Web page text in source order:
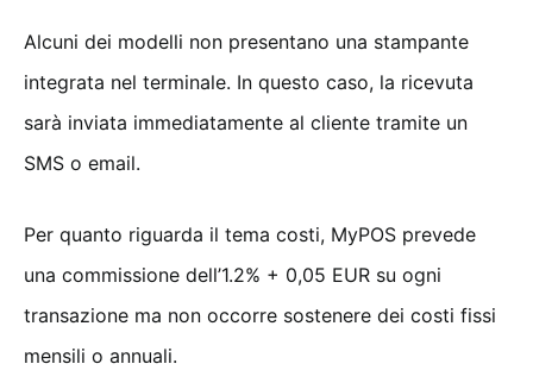
Alcuni dei modelli non presentano una stampante
integrata nel terminale. In questo caso, la ricevuta
sarà inviata immediatamente al cliente tramite un
SMS o email.
Per quanto riguarda il tema costi, MyPOS prevede
una commissione dell’1.2% + 0,05 EUR su ogni
transazione ma non occorre sostenere dei costi fissi
mensili o annuali.